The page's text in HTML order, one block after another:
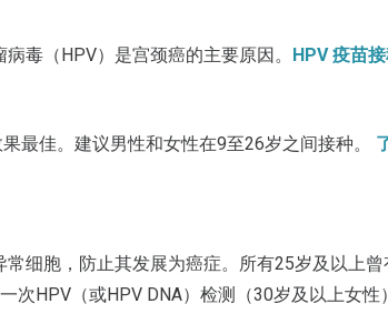
毒（HPV）是宫颈癌的主要原因。 HPV 疫苗
最佳。建议男性和女性在9至26岁之间接种。
常细胞，防止其发展为癌症。所有25岁及以上
次HPV（或HPV DNA）检测（30岁及以上女性